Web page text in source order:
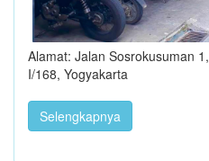
Alamat: Jalan Sosrokusuman
I/168, Yogyakarta
Selengkapnya